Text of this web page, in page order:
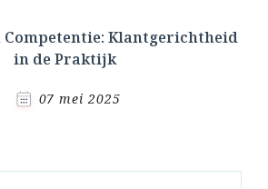
Competentie: Klantgerichtheid
in de Praktijk
07 mei 2025